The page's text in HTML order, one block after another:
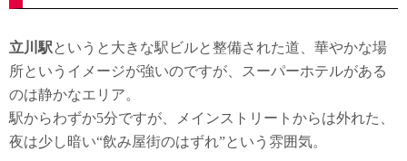
立川駅というと大きな駅ビルと整備された道、華やかな場
所というイメージが強いのですが、スーパーホテルがある
のは静かなエリア。
駅からわずか5分ですが、メインストリートからは外れた、
夜は少し暗い“飲み屋街のはずれ”という雰囲気。